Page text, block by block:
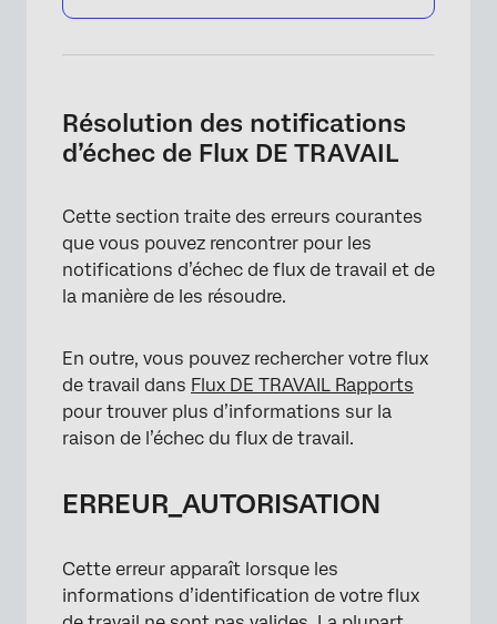
Résolution des notifications
d’échec de Flux DE TRAVAIL
Cette section traite des erreurs courantes
que vous pouvez rencontrer pour les
notifications d’échec de flux de travail et de
la manière de les résoudre.
En outre, vous pouvez rechercher votre flux
de travail dans Flux DE TRAVAIL Rapports
pour trouver plus d’informations sur la
raison de l’échec du flux de travail.
ERREUR_AUTORISATION
Cette erreur apparaît lorsque les
informations d’identification de votre flux